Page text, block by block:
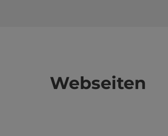
Webseiten